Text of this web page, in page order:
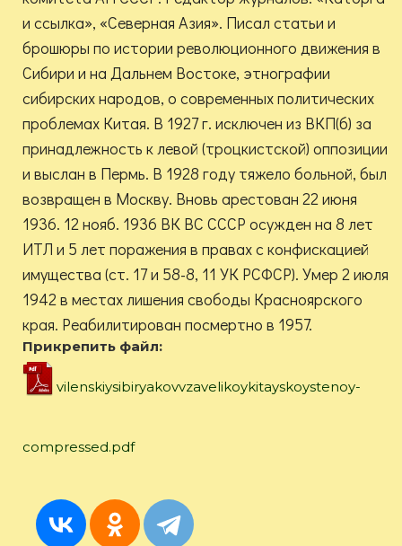
и ссылка», «Северная Азия». Писал статьи и
брошюры по истории революционного движения в
Сибири и на Дальнем Востоке, этнографии
сибирских народов, о современных политических
проблемах Китая. В 1927 г. исключен из ВКП(б) за
принадлежность к левой (троцкистской) оппозиции
и выслан в Пермь. В 1928 году тяжело больной, был
возвращен в Москву. Вновь арестован 22 июня
1936. 12 нояб. 1936 ВК ВС СССР осужден на 8 лет
ИТЛ и 5 лет поражения в правах с конфискацией
имущества (ст. 17 и 58-8, 11 УК РСФСР). Умер 2 июля
1942 в местах лишения свободы Красноярского
края. Реабилитирован посмертно в 1957.
Прикрепить файл:
vilenskiysibiryakovvzavelikoykitayskoystenoy-
compressed.pdf